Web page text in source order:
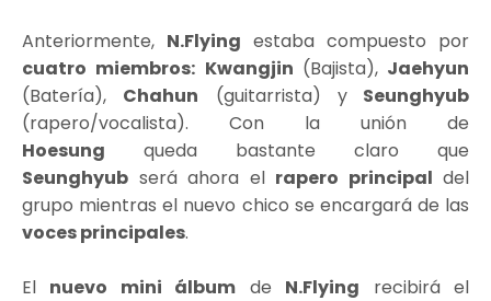
Anteriormente, N.Flying estaba compuesto por
cuatro miembros: Kwangjin (Bajista), Jaehyun
(Batería), Chahun (guitarrista) ySeunghyub
(rapero/vocalista). Con la unión de
Hoesung queda bastante claro que
Seunghyub será ahora el rapero principal del
grupo mientras el nuevo chico se encargará de las
voces principales.
El nuevo mini álbum de N.Flying recibirá el